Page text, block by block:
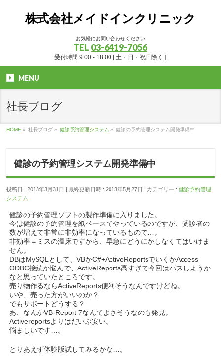
株式会社メイドインクリニック
お気軽にお問い合わせください
TEL 03-6419-7056
受付時間 9:00 - 18:00 [ 土・日・祝日除く ]
MENU
社長ブログ
HOME » 社長ブログ » 健診予約管理システム » 健診の予約管理システム開発準備中
健診の予約管理システム開発準備中
投稿日 : 2013年3月31日 最終更新日時 : 2013年5月27日 カテゴリー :健診予約管理
システム
健診の予約管理ソフトの製作準備に入りました。
今は健診の予約管理を紙ベースでやっているのですが、受診者の
数が増えて非常に非効率になっているもので…。
非効率＝ミスの温床ですから、早急にどうにかしなくてはいけま
せん。
DBはMySQLとして、VBかC#+ActiveReportsでいくかAccess
ODBC接続か悩んで、ActiveReports高すぎて今回はパスしようか
なと思っていたところです。
売り物作るならActiveReports便利そうなんですけどね。
いや、売った方がいいのか？
でもサポートどうする？
あ、なんかVB-Report 7なんてよさそうなのも発見。
Activereportsよりはだいぶ安い。
悩ましいです…。
とりあえず体験版試してみるかな…。